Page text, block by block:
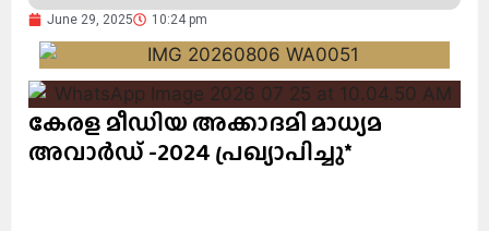
June 29, 2025 10:24 pm
കേരള മീഡിയ അക്കാദമി മാധ്യമ
അവാര്‍ഡ് -2024 പ്രഖ്യാപിച്ചു*